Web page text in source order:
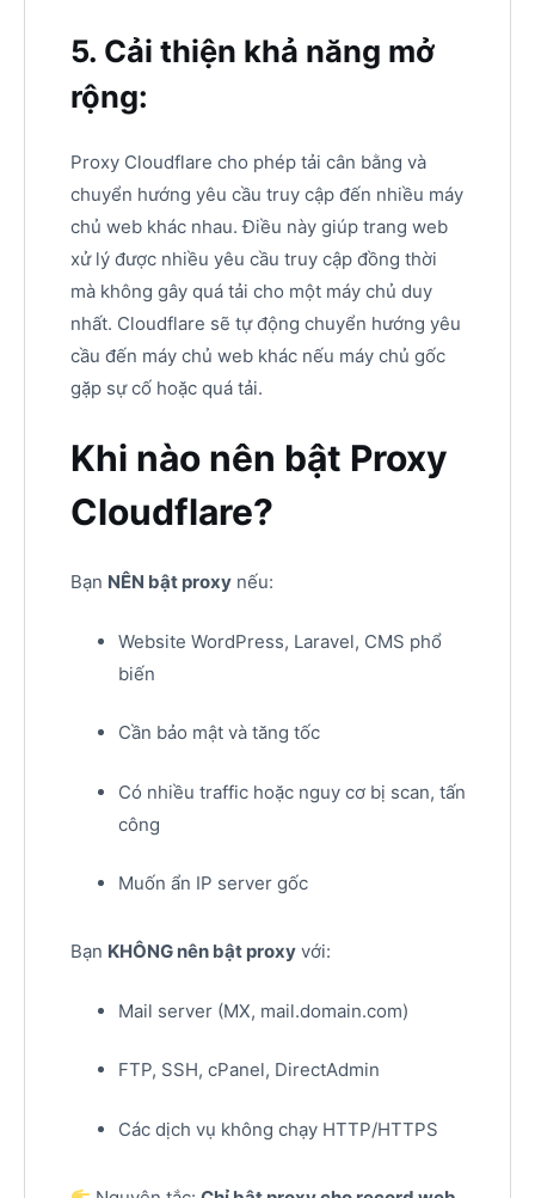
5. Cải thiện khả năng mở
rộng:
Proxy Cloudflare cho phép tải cân bằng và
chuyển hướng yêu cầu truy cập đến nhiều máy
chủ web khác nhau. Điều này giúp trang web
xử lý được nhiều yêu cầu truy cập đồng thời
mà không gây quá tải cho một máy chủ duy
nhất. Cloudflare sẽ tự động chuyển hướng yêu
cầu đến máy chủ web khác nếu máy chủ gốc
gặp sự cố hoặc quá tải.
Khi nào nên bật Proxy
Cloudflare?
Bạn NÊN bật proxynếu:
Website WordPress, Laravel, CMS phổ
biến
Cần bảo mật và tăng tốc
Có nhiều traffic hoặc nguy cơ bị scan, tấn
công
Muốn ẩn IP server gốc
Bạn KHÔNG nên bật proxyvới:
Mail server (MX, mail.domain.com)
FTP, SSH, cPanel, DirectAdmin
Các dịch vụ không chạy HTTP/HTTPS